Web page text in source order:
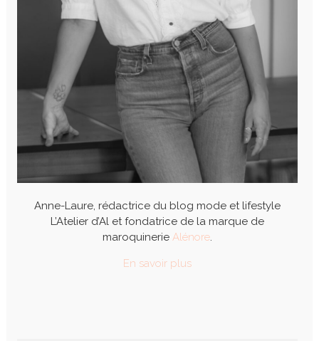
Anne-Laure, rédactrice du blog mode et lifestyle
L’Atelier d’Al et fondatrice de la marque de
maroquinerie Alénore
En savoir plus